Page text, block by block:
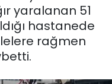
yaralanan 51
hastanede
rağmen
ve Fikstür